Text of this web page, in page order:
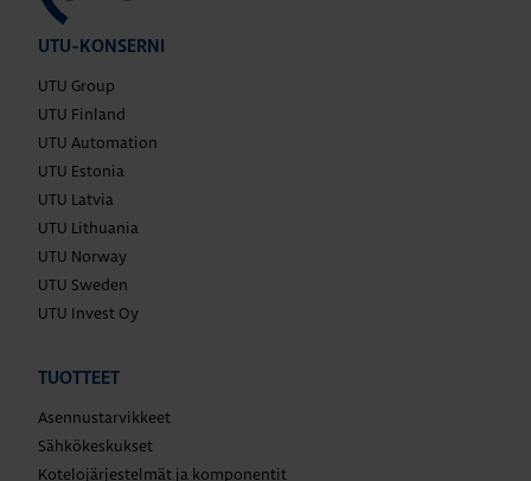
UTU-KONSERNI
UTU Group
UTU Finland
UTU Automation
UTU Estonia
UTU Latvia
UTU Lithuania
UTU Norway
UTU Sweden
UTU Invest Oy
TUOTTEET
Asennustarvikkeet
Sähkökeskukset
Kotelojärjestelmät ja komponentit